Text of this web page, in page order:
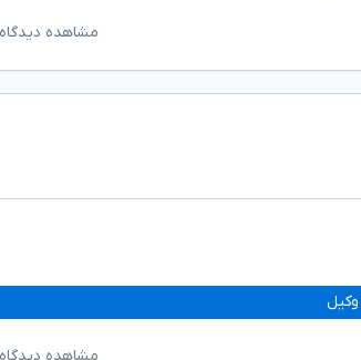
مشاهده
وکیل
مشاهده